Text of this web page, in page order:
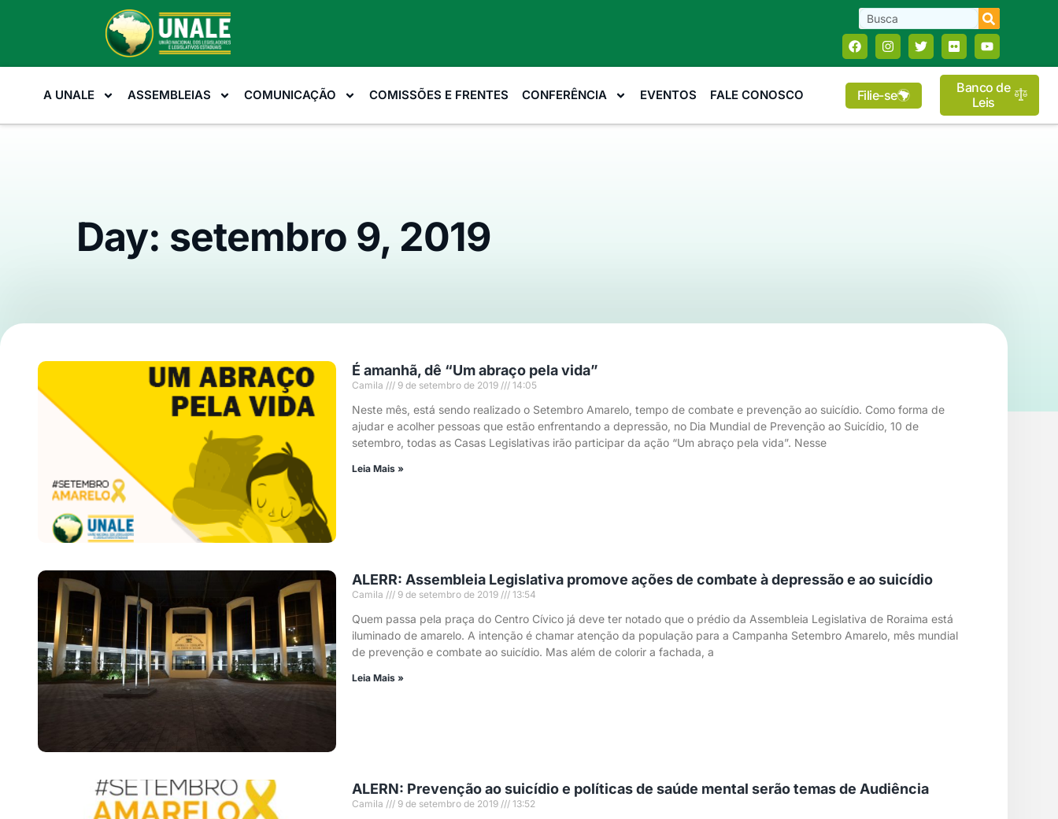
A UNALE ASSEMBLEIAS COMUNICAÇÃO COMISSÕES E FRENTES CONFERÊNCIA EVENTOS FALE CONOSCO Filie-se
Banco de
Leis
Day: setembro 9, 2019
É amanhã, dê “Um abraço pela vida”
Camila 9 de setembro de 2019 14:05
Neste mês, está sendo realizado o Setembro Amarelo, tempo de combate e prevenção ao suicídio. Como forma de
ajudar e acolher pessoas que estão enfrentando a depressão, no Dia Mundial de Prevenção ao Suicídio, 10 de
setembro, todas as Casas Legislativas irão participar da ação “Um abraço pela vida”. Nesse
Leia Mais »
ALERR: Assembleia Legislativa promove ações de combate à depressão e ao suicídio
Camila 9 de setembro de 2019 13:54
Quem passa pela praça do Centro Cívico já deve ter notado que o prédio da Assembleia Legislativa de Roraima está
iluminado de amarelo. A intenção é chamar atenção da população para a Campanha Setembro Amarelo, mês mundial
de prevenção e combate ao suicídio. Mas além de colorir a fachada, a
Leia Mais »
ALERN: Prevenção ao suicídio e políticas de saúde mental serão temas de Audiência
Camila 9 de setembro de 2019 13:52